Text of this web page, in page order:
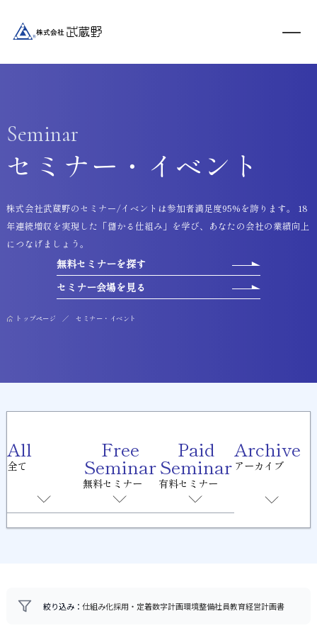
Seminar
セミナー・イベント
トップページ セミナー・イベント
株式会社武蔵野のセミナー/イベントは参加者満足度95%を誇ります。 18
年連続増収を実現した「儲かる仕組み」を学び、あなたの会社の業績向上
につなげましょう。
無料セミナーを探す
セミナー会場を見る
All
全て
Free
Seminar
無料セミナー
Paid
Seminar
有料セミナー
Archive
アーカイブ
絞り込み： 仕組み化採用・定着数字計画環境整備社員教育経営計画書